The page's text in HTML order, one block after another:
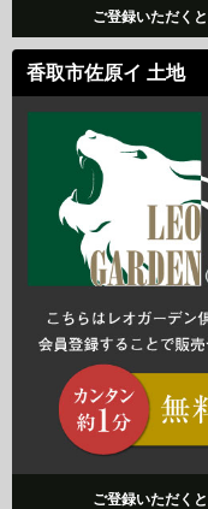
ご登録いただくと
香取市佐原イ 土地
ご登録いただくと